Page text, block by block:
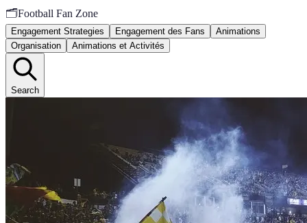
🗂️Football Fan Zone
Engagement Strategies Engagement des Fans
Animations
Organisation
Animations et Activités
Search